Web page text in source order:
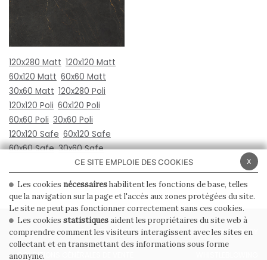
120x280 Matt 120x120 Matt
60x120 Matt 60x60 Matt
30x60 Matt 120x280 Poli
120x120 Poli 60x120 Poli
60x60 Poli 30x60 Poli
120x120 Safe 60x120 Safe
60x60 Safe 30x60 Safe
PRIVACY POLICY COOKIE POLICY
CONDITIONS GÉNÉRALES DE VENTE
x
CE SITE EMPLOIE DES COOKIES
Les cookies nécessaireshabilitent les fonctions de base, telles
que la navigation sur la page et l'accès aux zones protégées du site.
Le site ne peut pas fonctionner correctement sans ces cookies.
Les cookies statistiquesaident les propriétaires du site web à
comprendre comment les visiteurs interagissent avec les sites en
collectant et en transmettant des informations sous forme
anonyme.